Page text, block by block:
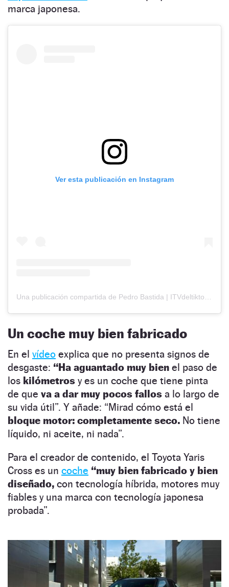
marca japonesa.
Ver esta publicación en Instagram
Una publicación compartida de Pedro Bastida | ITVdeltiktok (@itvdeltiktok)
Un coche muy bien fabricado
En el vídeo explica que no presenta signos de
desgaste: “Ha aguantado muy bien el paso de
los kilómetros y es un coche que tiene pinta
de que va a dar muy pocos fallos a lo largo de
su vida útil”. Y añade: “Mirad cómo está el
bloque motor: completamente seco. No tiene
líquido, ni aceite, ni nada”.
Para el creador de contenido, el Toyota Yaris
Cross es un coche “muy bien fabricado y bien
diseñado, con tecnología híbrida, motores muy
fiables y una marca con tecnología japonesa
probada”.